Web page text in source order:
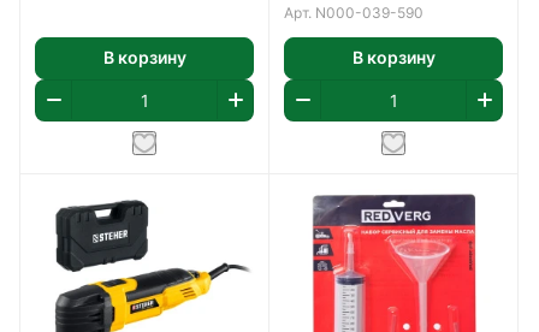
В корзину
Арт. N000-039-590
В корзину